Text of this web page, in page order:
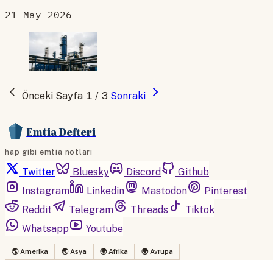
21 May 2026
Önceki Sayfa 1 / 3 Sonraki
Emtia Defteri
hap gibi emtia notları
Twitter Bluesky Discord
Github
Instagram
Linkedin Mastodon
Pinterest
Reddit
Telegram Threads
Tiktok
Whatsapp
Youtube
🌎 Amerika 🌏 Asya 🌍 Afrika 🌍 Avrupa